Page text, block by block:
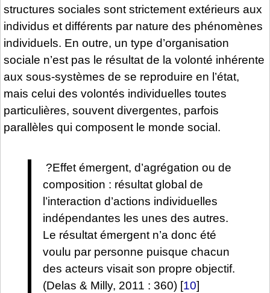
structures sociales sont strictement extérieurs aux
individus et différents par nature des phénomènes
individuels. En outre, un type d’organisation
sociale n’est pas le résultat de la volonté inhérente
aux sous-systèmes de se reproduire en l’état,
mais celui des volontés individuelles toutes
particulières, souvent divergentes, parfois
parallèles qui composent le monde social.
?Effet émergent, d’agrégation ou de
composition : résultat global de
l’interaction d’actions individuelles
indépendantes les unes des autres.
Le résultat émergent n’a donc été
voulu par personne puisque chacun
des acteurs visait son propre objectif.
(Delas & Milly, 2011 : 360)[10]